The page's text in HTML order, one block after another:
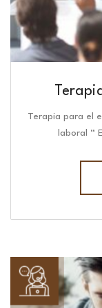
Terapia para el
laboral “